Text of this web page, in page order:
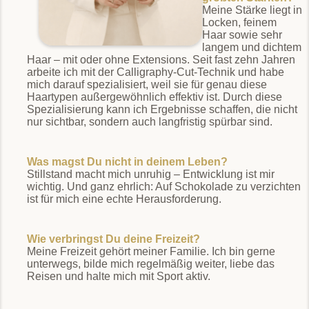
Meine Stärke liegt in
Locken, feinem
Haar sowie sehr
langem und dichtem
Haar – mit oder ohne Extensions. Seit fast zehn Jahren
arbeite ich mit der Calligraphy-Cut-Technik und habe
mich darauf spezialisiert, weil sie für genau diese
Haartypen außergewöhnlich effektiv ist. Durch diese
Spezialisierung kann ich Ergebnisse schaffen, die nicht
nur sichtbar, sondern auch langfristig spürbar sind.
Was magst Du nicht in deinem Leben?
Stillstand macht mich unruhig – Entwicklung ist mir
wichtig. Und ganz ehrlich: Auf Schokolade zu verzichten
ist für mich eine echte Herausforderung.
Wie verbringst Du deine Freizeit?
Meine Freizeit gehört meiner Familie. Ich bin gerne
unterwegs, bilde mich regelmäßig weiter, liebe das
Reisen und halte mich mit Sport aktiv.